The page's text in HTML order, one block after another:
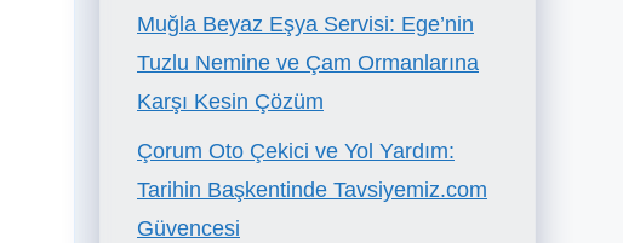
Muğla Beyaz Eşya Servisi: Ege’nin
Tuzlu Nemine ve Çam Ormanlarına
Karşı Kesin Çözüm
Çorum Oto Çekici ve Yol Yardım:
Tarihin Başkentinde Tavsiyemiz.com
Güvencesi